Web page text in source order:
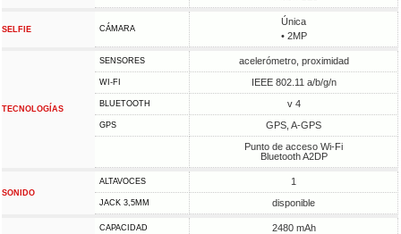
SELFIE CÁMARA
Única
• 2MP
TECNOLOGÍAS
SENSORES acelerómetro, proximidad
WI-FI IEEE 802.11 a/b/g/n
BLUETOOTH v 4
GPS
GPS, A-GPS
Punto de acceso Wi-Fi
Bluetooth A2DP
SONIDO
ALTAVOCES 1
JACK 3,5MM disponible
CAPACIDAD 2480 mAh